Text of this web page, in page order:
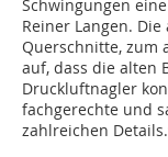
Schwingungen
Reiner Langen.
Querschnitte, zum
auf, dass die alten
Druckluftnagler
fachgerechte und
zahlreichen